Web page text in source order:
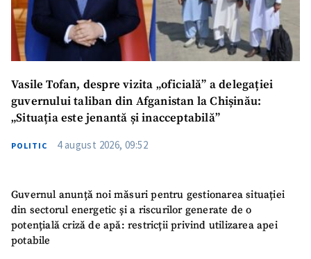
Vasile Tofan, despre vizita „oficială” a delegației
guvernului taliban din Afganistan la Chișinău:
„Situația este jenantă și inacceptabilă”
POLITIC 4 august 2026, 09:52
Guvernul anunță noi măsuri pentru gestionarea situației
din sectorul energetic și a riscurilor generate de o
potențială criză de apă: restricții privind utilizarea apei
potabile